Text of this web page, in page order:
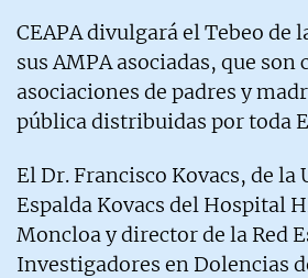
CEAPA divulgará el Tebeo de
sus AMPA asociadas, que son
asociaciones de padres y
pública distribuidas por toda
El Dr. Francisco Kovacs, de la
Espalda Kovacs del Hospital
Moncloa y director de la Red
Investigadores en Dolencias